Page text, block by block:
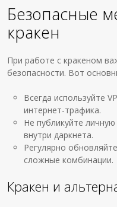
Безопасные
кракен
При работе с кракеном
безопасности. Вот
Всегда используйте
интернет-трафика.
Не публикуйте
внутри даркнета.
Регулярно
сложные комбинации.
Кракен и